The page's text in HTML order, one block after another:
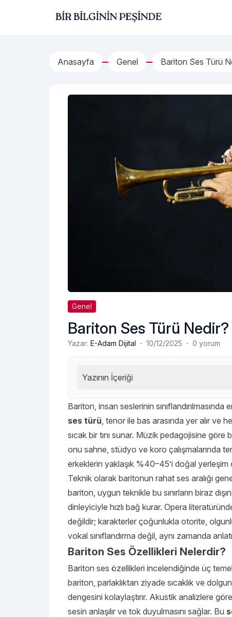
Bir Bilginin Peşinde!
Anasayfa Genel Bariton Ses Türü
Genel
Bariton Ses Türü
Yazar: E-Adam Dijital · 10/12/2025 · 0 yorum
Yazının İçeriği
Bariton, insan seslerinin
ses türü, tenor ile bas arasında yer alır ve
sıcak bir tını sunar. Müzik pedagojisine
onu sahne, stüdyo ve koro çalışmalarında
erkeklerin yaklaşık %40–45’i doğal yerleşim
Teknik olarak baritonun rahat ses aralığı
bariton, uygun teknikle bu sınırların biraz
dinleyiciyle hızlı bağ kurar. Opera
değildir; karakterler çoğunlukla otorite,
vokal sınıflandırma değil, aynı zamanda
Bariton Ses Özellikleri Nelerdir?
Bariton ses özellikleri incelendiğinde üç temel
bariton, parlaklıktan ziyade sıcaklık ve
dengesini kolaylaştırır. Akustik analizlere
sesin anlaşılır ve tok duyulmasını sağlar. Bu